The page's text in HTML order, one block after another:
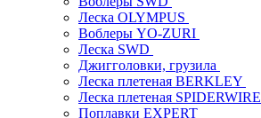
Леска OLYMPUS
Воблеры YO-ZURI
Леска SWD
Джигголовки, грузила
Леска плетеная BERKLEY
Леска плетеная SPIDERWIRE
Поплавки EXPERT